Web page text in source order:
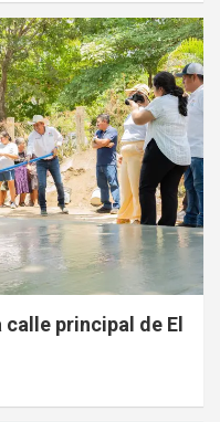
principal de El